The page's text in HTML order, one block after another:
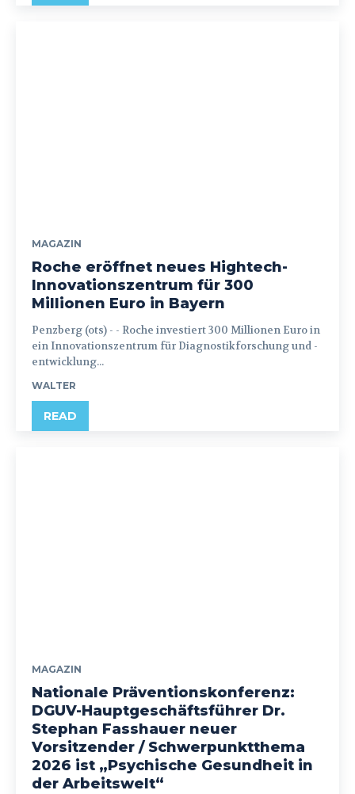
MAGAZIN
Roche eröffnet neues Hightech-
Innovationszentrum für 300
Millionen Euro in Bayern
Penzberg (ots) - - Roche investiert 300 Millionen Euro in
ein Innovationszentrum für Diagnostikforschung und -
entwicklung...
WALTER
READ
MAGAZIN
Nationale Präventionskonferenz:
DGUV-Hauptgeschäftsführer Dr.
Stephan Fasshauer neuer
Vorsitzender / Schwerpunktthema
2026 ist „Psychische Gesundheit in
der Arbeitswelt“